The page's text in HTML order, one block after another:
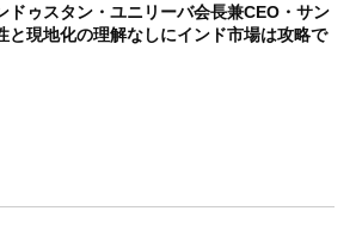
ドゥスタン・ユニリーバ会長兼CEO・サン
現地化の理解なしにインド市場は攻略で